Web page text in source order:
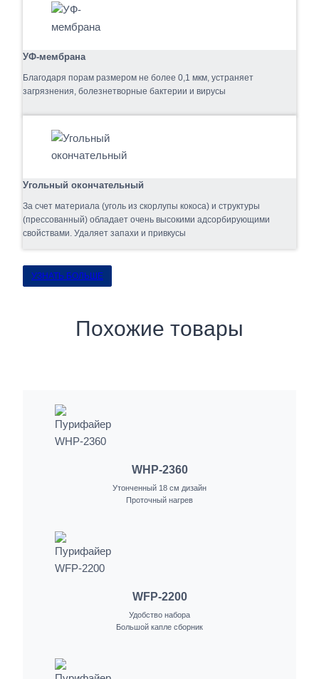
УФ-мембрана
Благодаря порам размером не более 0,1 мкм, устраняет
загрязнения, болезнетворные бактерии и вирусы
Угольный окончательный
За счет материала (уголь из скорлупы кокоса) и структуры
(прессованный) обладает очень высокими адсорбирующими
свойствами. Удаляет запахи и привкусы
УЗНАТЬ БОЛЬШЕ
Похожие товары
WHP-2360
Утонченный 18 см дизайн
Проточный нагрев
WFP-2200
Удобство набора
Большой капле сборник